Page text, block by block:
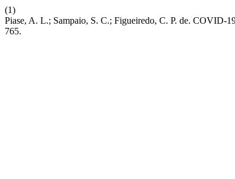
(1)
Piase, A. L.; Sampaio, S. C.; Figueiredo, C. P. de.
765.